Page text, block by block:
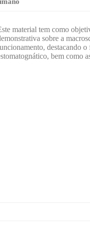
material tem como
sobre a
destacando
bem como